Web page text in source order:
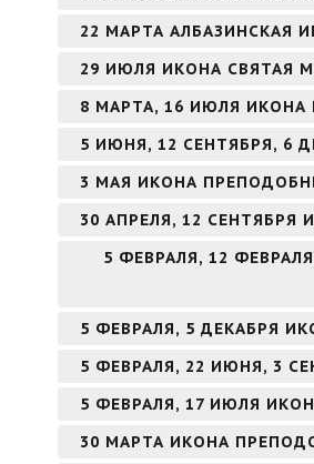
22 МАРТА АЛБАЗИНСКАЯ
29 ИЮЛЯ ИКОНА СВЯТАЯ
8 МАРТА, 16 ИЮЛЯ
5 ИЮНЯ, 12 СЕНТЯБРЯ, 6
3 МАЯ ИКОНА
30 АПРЕЛЯ, 12
5 ФЕВРАЛЯ, 12
5 ФЕВРАЛЯ, 5 ДЕКАБРЯ
5 ФЕВРАЛЯ, 22 ИЮНЯ, 3
5 ФЕВРАЛЯ, 17 ИЮЛЯ
30 МАРТА ИКОНА